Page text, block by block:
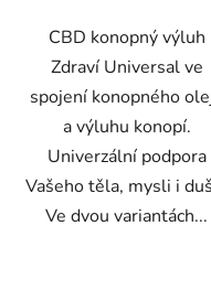
CBD konopný výluh
Zdraví Universal ve
spojení konopného
a výluhu konopí.
Univerzální podpora
Vašeho těla, mysli i
Ve dvou variantách...